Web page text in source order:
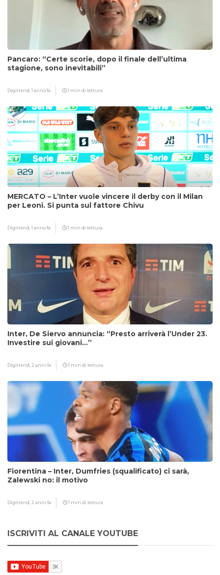
Pancaro: “Certe scorie, dopo il finale dell’ultima
stagione, sono inevitabili”
Digitrend,1 anno fa 1 min di lettura
MERCATO – L’Inter vuole vincere il derby con il Milan
per Leoni. Si punta sul fattore Chivu
Digitrend,1 anno fa 1 min di lettura
Inter, De Siervo annuncia: “Presto arriverà l’Under 23.
Investire sui giovani…”
Digitrend, 2 anni fa 1 min di lettura
Fiorentina – Inter, Dumfries (squalificato) ci sarà,
Zalewski no: il motivo
Digitrend, 2 anni fa 1 min di lettura
ISCRIVITI AL CANALE YOUTUBE